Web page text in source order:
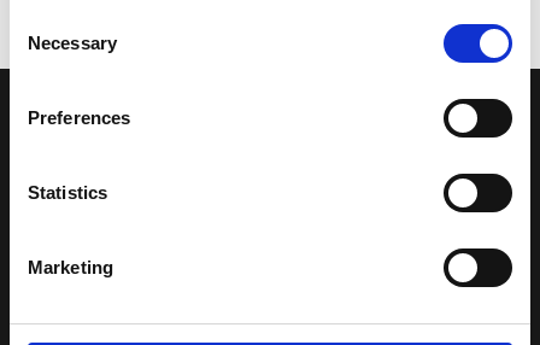
Selection
Necessary
Preferences
Statistics
Marketing
LA NOSTRA MISSION
Una comunità di appassionati della cultura tibetana che hanno
Una regione affascinante, densa di spiritualità che con i suoi
paesaggi e la sua gente è capace di riempire il cuore.